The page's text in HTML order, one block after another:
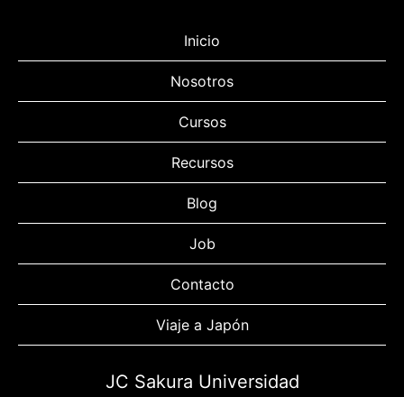
Inicio
Nosotros
Cursos
Recursos
Blog
Job
Contacto
Viaje a Japón
JC Sakura Universidad